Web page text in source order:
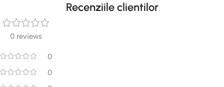
Recenziile clientilor
0 reviews
0
0